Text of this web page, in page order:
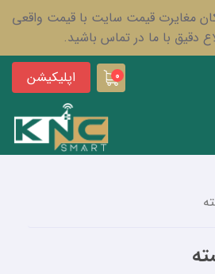
مغایرت قیمت سایت با قیمت واقعی
دقیق با ما در تماس باشید.
0 اپلیکیشن